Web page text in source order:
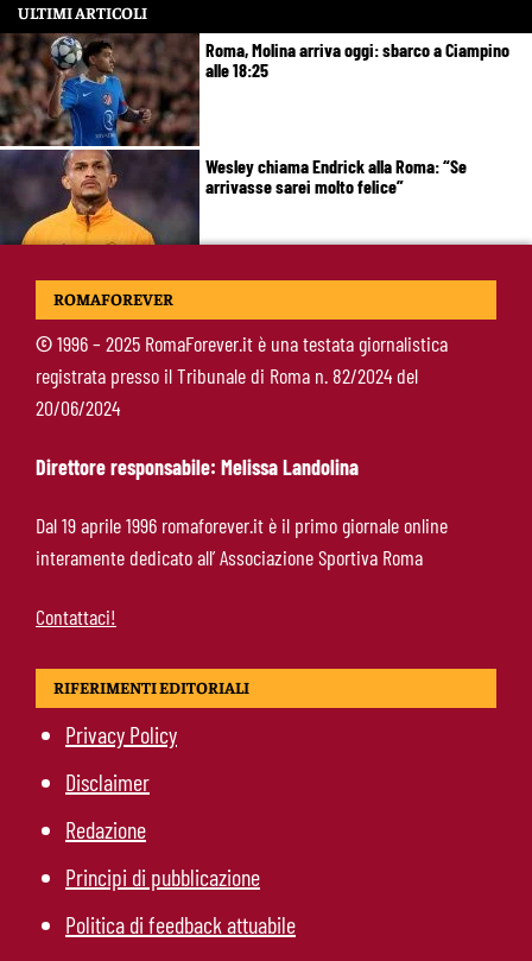
ULTIMI ARTICOLI
Roma, Molina arriva oggi: sbarco a Ciampino
alle 18:25
Wesley chiama Endrick alla Roma: “Se
arrivasse sarei molto felice”
Roma-Mora, trattativa nella notte: offerti 25
De Rossi si schiera con Gasperini: “Il mercato così devasta tutti“ e poi la
battuta sulla Roma
Mercato Roma, Gasperini promuove un
giovane: resterà in prima squadra dopo il
precampionato
ROMAFOREVER
©1996 – 2025 RomaForever.it è una testata giornalistica
registrata presso il Tribunale di Roma n. 82/2024 del
20/06/2024
Direttore responsabile: Melissa Landolina
Dal 19 aprile 1996 romaforever.it è il primo giornale online
interamente dedicato all’ Associazione Sportiva Roma
Contattaci!
RIFERIMENTI EDITORIALI
Privacy Policy
Disclaimer
Redazione
Principi di pubblicazione
Politica di feedback attuabile